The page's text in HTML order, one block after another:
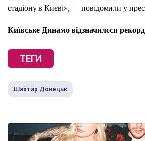
стадіону в Києві», — повідомили у
Київське Динамо відзначилося
ТЕГИ
Шахтар Донецьк